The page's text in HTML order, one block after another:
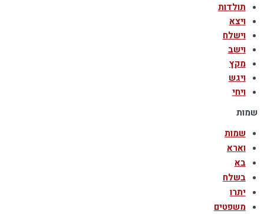
תולדות
ויצא
וישלח
וישב
מקץ
ויגש
ויחי
שמות
שמות
וארא
בא
בשלח
יתרו
משפטים